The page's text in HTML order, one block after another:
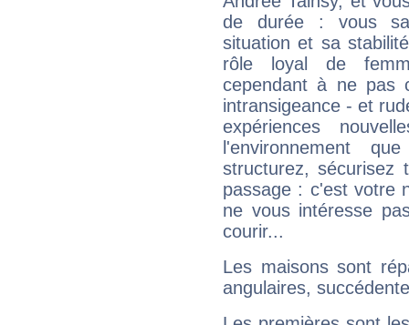
de durée : vous
situation et sa
rôle loyal de
cependant à ne pas
intransigeance - et
expériences
l'environnement
structurez, sécurisez
passage : c'est votre
ne vous intéresse
courir...
Les maisons sont
angulaires,